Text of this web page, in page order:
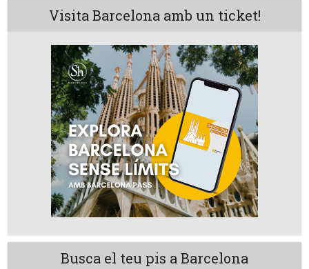
Visita Barcelona amb un ticket!
Busca el teu pis a Barcelona